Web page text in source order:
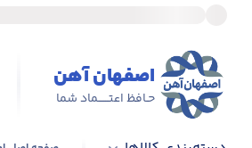
اصفهان آهن
حـافظ اعتــــــماد شما